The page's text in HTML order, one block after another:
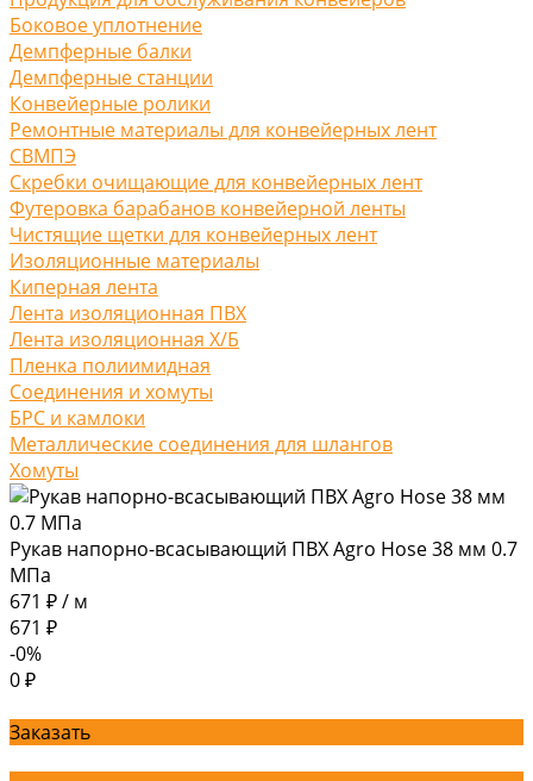
Боковое уплотнение
Демпферные балки
Демпферные станции
Конвейерные ролики
Ремонтные материалы для конвейерных лент
СВМПЭ
Скребки очищающие для конвейерных лент
Футеровка барабанов конвейерной ленты
Чистящие щетки для конвейерных лент
Изоляционные материалы
Киперная лента
Лента изоляционная ПВХ
Лента изоляционная Х/Б
Пленка полиимидная
Соединения и хомуты
БРС и камлоки
Металлические соединения для шлангов
Хомуты
Рукав напорно-всасывающий ПВХ Agro Hose 38 мм 0.7
МПа
671 ₽/ м
671 ₽
-0%
0 ₽
Заказать